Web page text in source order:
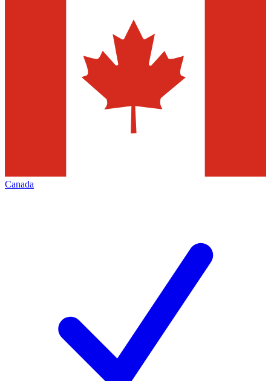
Canada